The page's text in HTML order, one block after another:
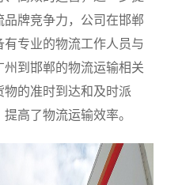
牌竞争力，公司在邯郸
专业的物流工作人员与
到邯郸的物流运输相关
的准时到达和及时派
高了物流运输效率。